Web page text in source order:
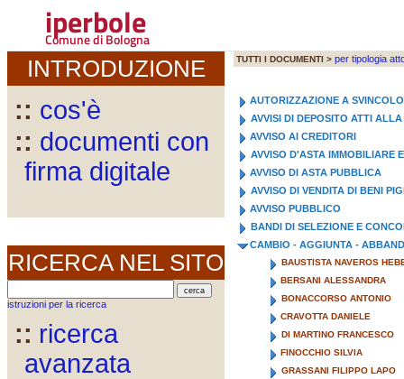
iperbole
Comune di Bologna
INTRODUZIONE
:: cos'è
:: documenti con
firma digitale
RICERCA NEL SITO
istruzioni per la ricerca
:: ricerca
avanzata
TUTTI I DOCUMENTI > per tipologia
AUTORIZZAZIONE A
AVVISI DI DEPOSITO ATTI
AVVISO AI CREDITORI
AVVISO D'ASTA IMMOBILIARE
AVVISO DI ASTA PUBBLICA
AVVISO DI VENDITA DI BENI
AVVISO PUBBLICO
BANDI DI SELEZIONE E
CAMBIO - AGGIUNTA -
BAUSTISTA NAVEROS
BERSANI ALESSANDRA
BONACCORSO ANTONIO
CRAVOTTA DANIELE
DI MARTINO FRANCESCO
FINOCCHIO SILVIA
GRASSANI FILIPPO LAPO